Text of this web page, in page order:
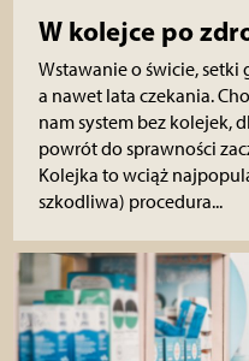
W kolejce po
Wstawanie o świcie, setki
a nawet lata czekania.
nam system bez kolejek,
powrót do sprawności
Kolejka to wciąż
szkodliwa) procedura...